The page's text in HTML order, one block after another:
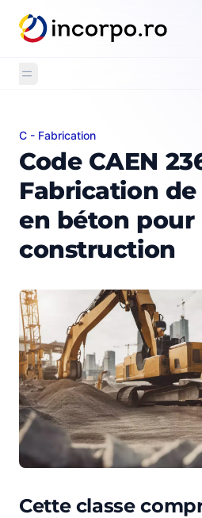
principal
Code CAEN 2361 :
C - Fabrication
Code CAEN
Fabrication
en béton pour
construction
Cette classe